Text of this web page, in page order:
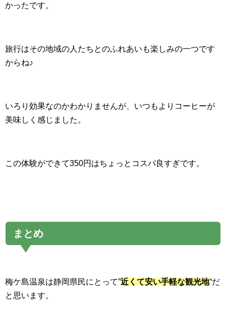
かったです。
旅行はその地域の人たちとのふれあいも楽しみの一つです
からね♪
いろり効果なのかわかりませんが、いつもよりコーヒーが
美味しく感じました。
この体験ができて350円はちょっとコスパ良すぎです。
まとめ
梅ケ島温泉は静岡県民にとって”近くて安い手軽な観光地“だ
と思います。